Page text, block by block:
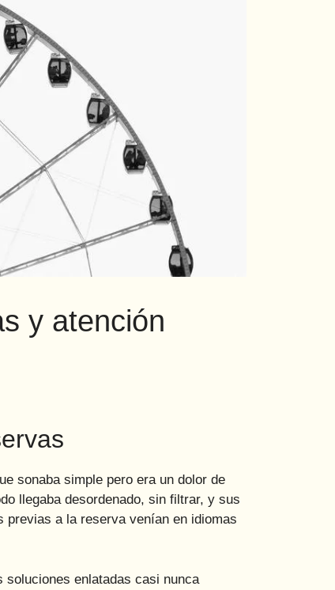
y atención
sonaba simple pero era un dolor de
llegaba desordenado, sin filtrar, y sus
previas a la reserva venían en idiomas
soluciones enlatadas casi nunca